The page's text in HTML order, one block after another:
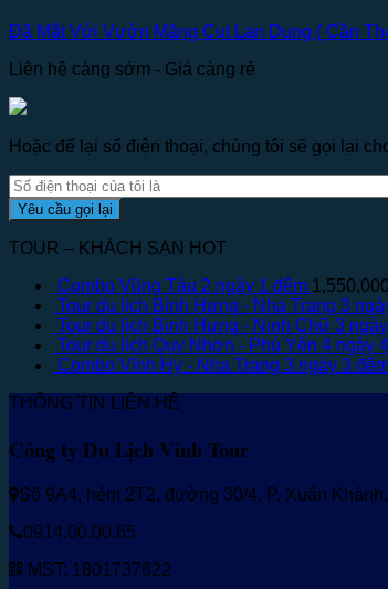
Đã Mắt Với Vườn Măng Cụt Lan Dung ( Cần
Liên hệ càng sớm - Giá càng rẻ
Hoặc để lại số điện thoại, chúng tôi sẽ gọi lại
TOUR – KHÁCH SẠN HOT
Combo Vũng Tàu 2 ngày 1 đêm 1,550,000
Tour du lịch Bình Hưng - Nha Trang 3
Tour du lịch Bình Hưng - Ninh Chữ 3
Tour du lịch Quy Nhơn - Phú Yên 4 ngày
Combo Vĩnh Hy - Nha Trang 3 ngày 3
THÔNG TIN LIÊN HỆ
Công ty Du Lịch Vinh Tour
Số 9A4, hẻm 2T2, đường 30/4, P. Xuân
0914.00.00.65
MST: 1801737622